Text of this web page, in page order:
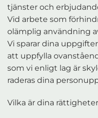
tjänster och
Vid arbete som
olämplig användning
Vi sparar dina
att uppfylla
som vi enligt lag är
raderas dina
Vilka är dina